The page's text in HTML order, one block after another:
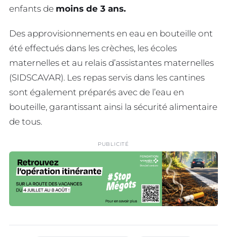
enfants de moins de 3 ans.
Des approvisionnements en eau en bouteille ont
été effectués dans les crèches, les écoles
maternelles et au relais d’assistantes maternelles
(SIDSCAVAR). Les repas servis dans les cantines
sont également préparés avec de l’eau en
bouteille, garantissant ainsi la sécurité alimentaire
de tous.
PUBLICITÉ